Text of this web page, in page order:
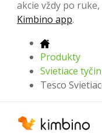
akcie vždy po
Kimbino app.
Produkty
Svietiace
Tesco